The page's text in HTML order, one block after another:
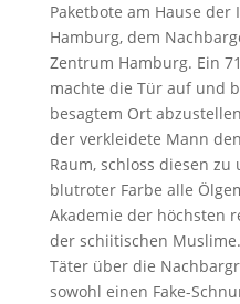
Paketbote am Hause der
Hamburg, dem
Zentrum Hamburg. Ein
machte die Tür auf und
besagtem Ort
der verkleidete Mann
Raum, schloss diesen
blutroter Farbe alle
Akademie der höchsten
der schiitischen
Täter über die
sowohl einen Fake-